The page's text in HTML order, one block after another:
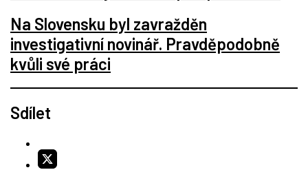
Na Slovensku byl zavražděn
investigativní novinář. Pravděpodobně
kvůli své práci
Sdílet